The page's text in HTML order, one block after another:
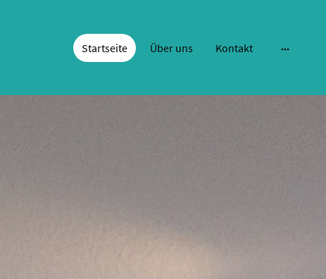
Startseite Über uns Kontakt